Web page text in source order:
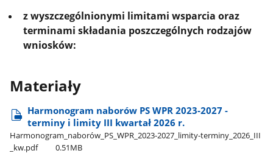
z wyszczególnionymi limitami wsparcia oraz
terminami składania poszczególnych rodzajów
wniosków:
Materiały
Harmonogram naborów PS WPR 2023-2027 -
terminy i limity III kwartał 2026 r.
Harmonogram​_naborów​_PS​_WPR​_2023-2027​_limity-terminy​_2026​_III​
_kw.pdf
0.51MB